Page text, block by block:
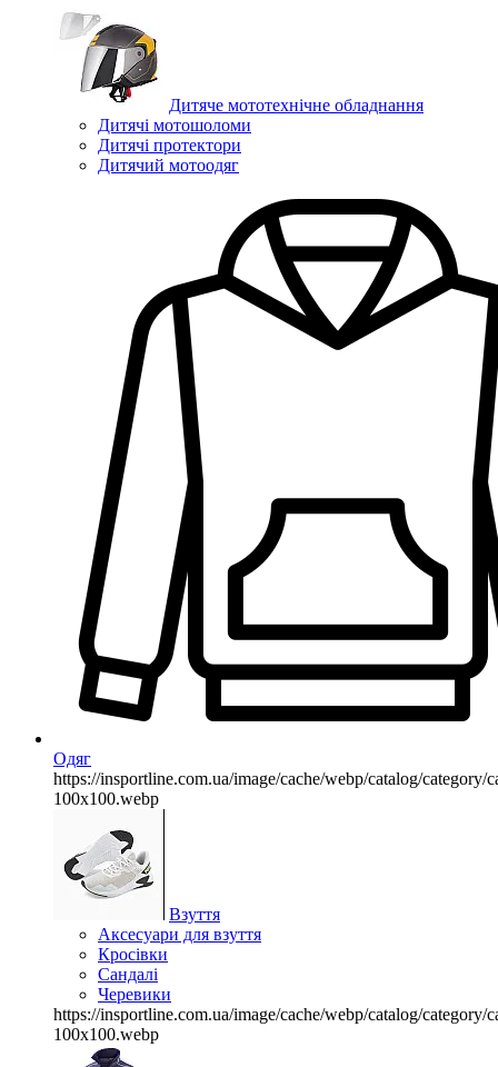
Дитяче мототехнічне обладнання
Дитячі мотошоломи
Дитячі протектори
Дитячий мотоодяг
Одяг
https://insportline.com.ua/image/cache/webp/catalog/category/
100x100.webp
Взуття
Аксесуари для взуття
Кросівки
Сандалі
Черевики
https://insportline.com.ua/image/cache/webp/catalog/category/
100x100.webp